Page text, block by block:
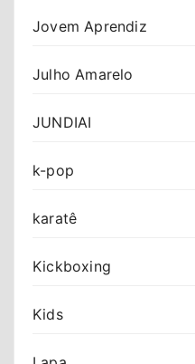
Jovem Aprendiz
Julho Amarelo
JUNDIAI
k-pop
karatê
Kickboxing
Kids